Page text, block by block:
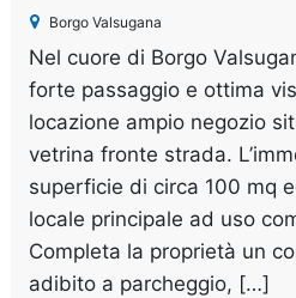
Borgo Valsugana
Nel cuore di Borgo
forte passaggio e ottima
locazione ampio negozio
vetrina fronte strada.
superficie di circa 100 mq
locale principale ad uso
Completa la proprietà un
adibito a parcheggio, […]